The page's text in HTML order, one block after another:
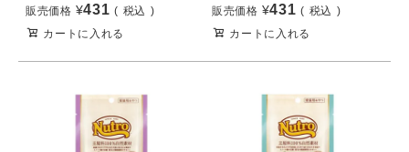
販売価格 ¥431
税込
カートに入れる
販売価格 ¥431
税込
カートに入れる